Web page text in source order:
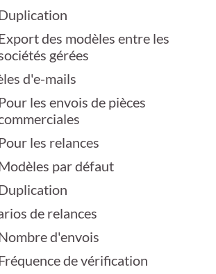
des modèles entre les
gérées
d'e-mails
Pour les envois de pièces
Pour les relances
par défaut
de relances
d'envois
de vérification